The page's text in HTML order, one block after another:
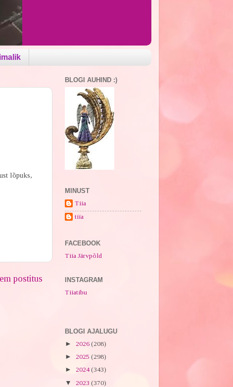
lõpuks,
postitus
BLOGI AUHIND :)
MINUST
Tiia
tiia
FACEBOOK
Tiia Järvpõld
INSTAGRAM
Tiiatibu
BLOGI AJALUGU
► 2026 (208)
► 2025 (298)
► 2024(343)
▼ 2023 (370)